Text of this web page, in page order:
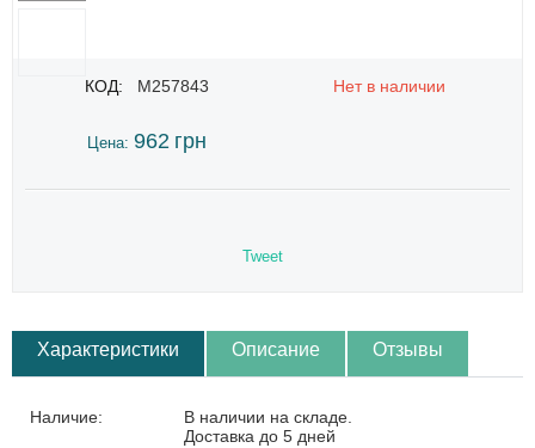
КОД: M257843 Нет в наличии
Цена: 962 грн
Tweet
Характеристики Описание Отзывы
Наличие:
В наличии на складе.
Доставка до 5 дней